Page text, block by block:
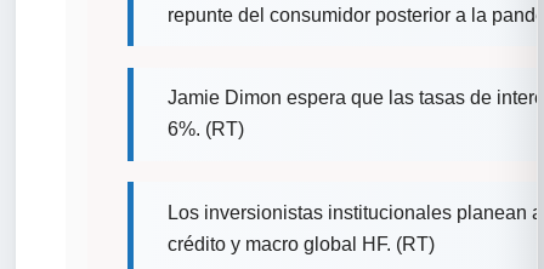
repunte del consumidor posterior a la
Jamie Dimon espera que las tasas de
6%. (RT)
Los inversionistas institucionales planean
crédito y macro global HF. (RT)